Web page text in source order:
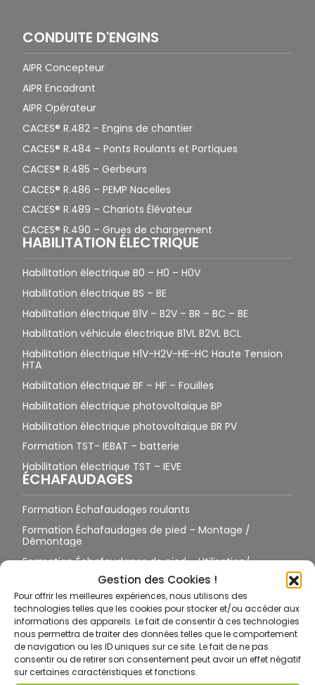
Gestion des Cookies !
Pour offrir les meilleures expériences, nous utilisons des
technologies telles que les cookies pour stocker et/ou accéder aux
informations des appareils. Le fait de consentir à ces technologies
nous permettra de traiter des données telles que le comportement
de navigation ou les ID uniques sur ce site. Le fait de ne pas
consentir ou de retirer son consentement peut avoir un effet négatif
sur certaines caractéristiques et fonctions.
CONDUITE D'ENGINS
AIPR Concepteur
AIPR Encadrant
AIPR Opérateur
CACES® R.482 – Engins de chantier
CACES® R.484 – Ponts Roulants et Portiques
CACES® R.485 – Gerbeurs
CACES® R.486 – PEMP Nacelles
CACES® R.489 – Chariots Élévateur
CACES® R.490 – Grues de chargement
HABILITATION ÉLECTRIQUE
Habilitation électrique B0 – H0 – H0V
Habilitation électrique BS – BE
Habilitation électrique B1V – B2V – BR – BC – BE
Habilitation véhicule électrique B1VL B2VL BCL
Habilitation électrique H1V-H2V-HE-HC Haute Tension
HTA
Habilitation électrique BF – HF – Fouilles
Habilitation électrique photovoltaïque BP
Habilitation électrique photovoltaïque BR PV
Formation TST- IEBAT – batterie
Habilitation électrique TST – IEVE
ÉCHAFAUDAGES
Formation Échafaudages roulants
Formation Échafaudages de pied – Montage /
Démontage
Formation Échafaudages de pied – Utilisation/
Formation Échafaudages – Réception
TRAVAIL EN HAUTEUR
Formation Travail en Hauteur et EPI – Harnais
Toiture / Terrasse / Pylônes sans suspension
Toiture / Terrasse / Pylône avec suspension